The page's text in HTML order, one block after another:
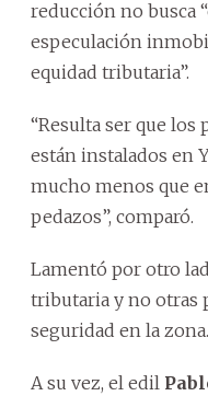
reducción no busca
especulación
equidad tributaria”.
“Resulta ser que
están instalados en
mucho menos que
pedazos”, comparó.
Lamentó por otro
tributaria y no otras
seguridad en la zona.
A su vez, el edil